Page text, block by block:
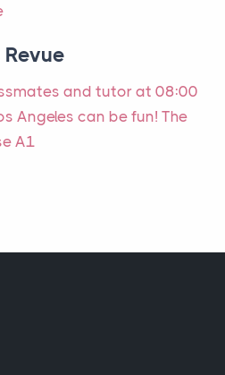
and tutor at 08:00
Angeles can be fun! The
A1